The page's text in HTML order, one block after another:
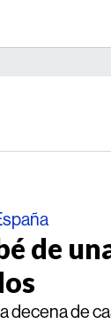
de
decena de